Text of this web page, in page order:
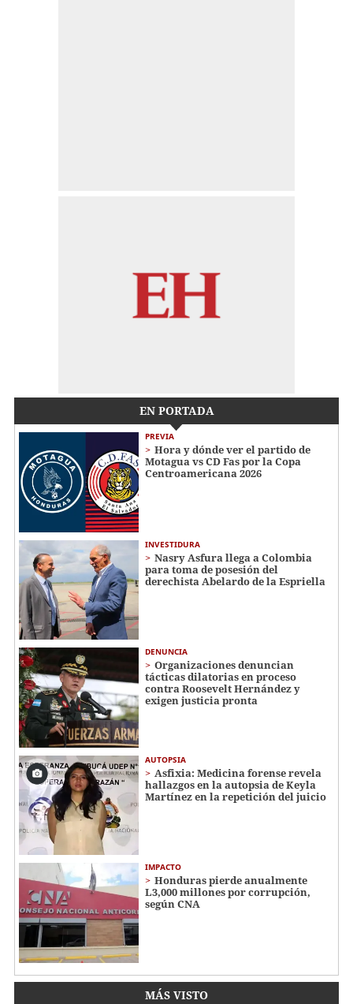
EN PORTADA
PREVIA
Hora y dónde ver el partido de
Motagua vs CD Fas por la Copa
Centroamericana 2026
INVESTIDURA
Nasry Asfura llega a Colombia
para toma de posesión del
derechista Abelardo de la Espriella
DENUNCIA
Organizaciones denuncian
tácticas dilatorias en proceso
contra Roosevelt Hernández y
exigen justicia pronta
AUTOPSIA
Asfixia: Medicina forense revela
hallazgos en la autopsia de Keyla
Martínez en la repetición del juicio
IMPACTO
Honduras pierde anualmente
L3,000 millones por corrupción,
según CNA
MÁS VISTO